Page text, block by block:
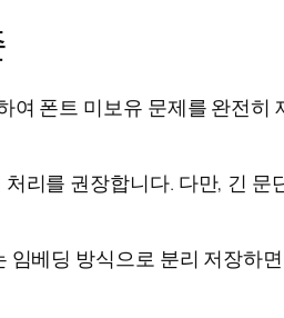
폰트 미보유 문제를 완전
리를 권장합니다. 다만, 긴
베딩 방식으로 분리 저장하